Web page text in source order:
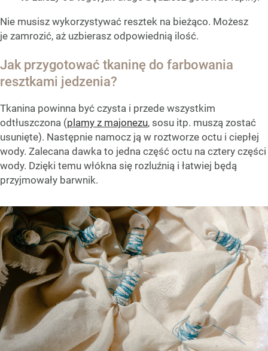
Nie musisz wykorzystywać resztek na bieżąco. Możesz
je zamrozić, aż uzbierasz odpowiednią ilość.
Jak przygotować tkaninę do farbowania
resztkami jedzenia?
Tkanina powinna być czysta i przede wszystkim
odtłuszczona (plamy z majonezu, sosu itp. muszą zostać
usunięte). Następnie namocz ją w roztworze octu i ciepłej
wody. Zalecana dawka to jedna część octu na cztery części
wody. Dzięki temu włókna się rozluźnią i łatwiej będą
przyjmowały barwnik.